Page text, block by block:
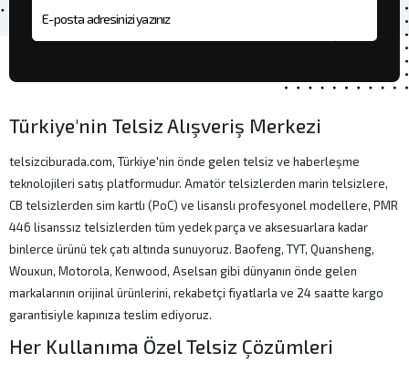
E-posta adresi
Türkiye'nin Telsiz Alışveriş Merkezi
telsizciburada.com, Türkiye'nin önde gelen telsiz ve haberleşme
teknolojileri satış platformudur. Amatör telsizlerden marin telsizlere,
CB telsizlerden sim kartlı (PoC) ve lisanslı profesyonel modellere, PMR
446 lisanssız telsizlerden tüm yedek parça ve aksesuarlara kadar
binlerce ürünü tek çatı altında sunuyoruz. Baofeng, TYT, Quansheng,
Wouxun, Motorola, Kenwood, Aselsan gibi dünyanın önde gelen
markalarının orijinal ürünlerini, rekabetçi fiyatlarla ve 24 saatte kargo
garantisiyle kapınıza teslim ediyoruz.
Her Kullanıma Özel Telsiz Çözümleri